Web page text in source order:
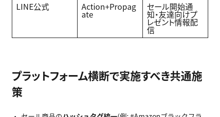
LINE公式
Action+Propag
ate
セール開始通
知・友達向けプ
レゼント情報配
信
プラットフォーム横断で実施すべき共通施
策